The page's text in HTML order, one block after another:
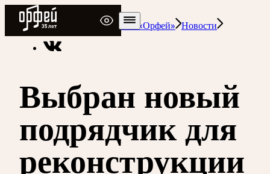
Радио Орфей
Радио классической музыки «Орфей» Новости
Выбран новый
подрядчик для
реконструкции